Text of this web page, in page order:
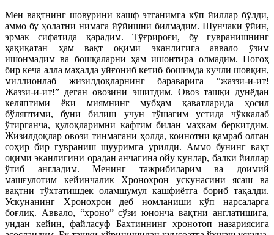
Мен вақтнинг шовурини кашф этганимга кўп йиллар бўлди,
аммо бу ҳолатни нимага йўйишни билмадим. Шунчаки ўйин,
эрмак сифатида қарадим. Тўғрироғи, бу гувранишнинг
ҳақиқатан ҳам вақт оқими эканлигига аввало ўзим
ишонмадим ва бошқаларни ҳам ишонтира олмадим. Ногоҳ
бир кеча алла маҳалда уйғониб кетиб бошимда кучли шовқин,
миллионлаб жизилдоқларнинг бараварига “жаззи-и-ит!
Жаззи-и-ит!” деган овозини эшитдим. Овоз ташқи дунёдан
келяптими ёки миямнинг мубҳам қаватларида ҳосил
бўляптими, буни билиш учун тўшагим устида чўккалаб
ўтирганча, қулоқларимни кафтим билан маҳкам беркитдим.
Жизилдоқлар овози тинмагани ҳолда, коинотни қамраб олган
соҳир бир гувраниш шууримга урилди. Аммо бунинг вақт
оқими эканлигини орадан анчагина ойу кунлар, балки йиллар
ўтиб англадим. Менинг тажрибиларим ва доимий
машғулотим кейинчалик Хронохрон ускунасини ясаш ва
вақтни тўхтатишдек оламшумул кашфиётга бориб тақалди.
Ускунанинг Хронохрон деб номланиши кўп нарсаларга
боғлиқ. Аввало, “хроно” сўзи юнонча вақтни англатишига,
ундан кейин, файласуф Бахтиннинг хронотоп назариясига